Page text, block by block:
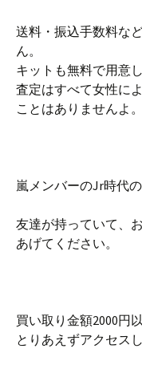
送料・振込手数料な
ん。
キットも無料で用意
査定はすべて女性に
ことはありませんよ。
嵐メンバーのJr時代
友達が持っていて、
あげてください。
買い取り金額2000円
とりあえずアクセス